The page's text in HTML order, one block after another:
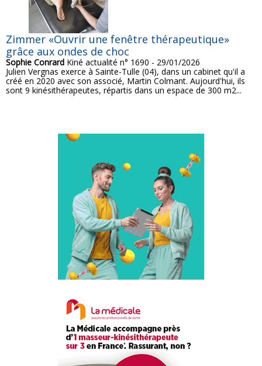
Zimmer «Ouvrir une fenêtre thérapeutique»
grâce aux ondes de choc
Sophie Conrard Kiné actualité n° 1690 - 29/01/2026
Julien Vergnas exerce à Sainte-Tulle (04), dans un cabinet qu'il a
créé en 2020 avec son associé, Martin Colmant. Aujourd'hui, ils
sont 9 kinésithérapeutes, répartis dans un espace de 300 m2...